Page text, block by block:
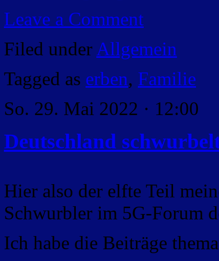
Leave a Comment
Filed under Allgemein
Tagged as erben, Familie
So. 29. Mai 2022 · 12:00
Deutschland
Hier also der elfte Teil
Schwurbler im 5G-Forum
Ich habe die Beiträge